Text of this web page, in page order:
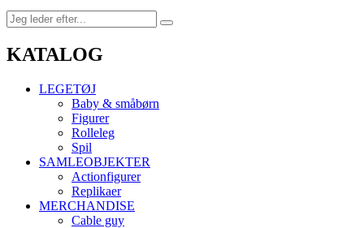
KATALOG
LEGETØJ
Baby & småbørn
Figurer
Rolleleg
Spil
SAMLEOBJEKTER
Actionfigurer
Replikaer
MERCHANDISE
Cable guy